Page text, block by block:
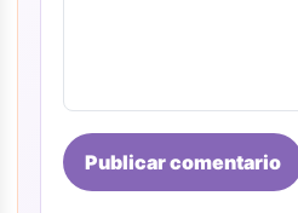
Publicar comentario